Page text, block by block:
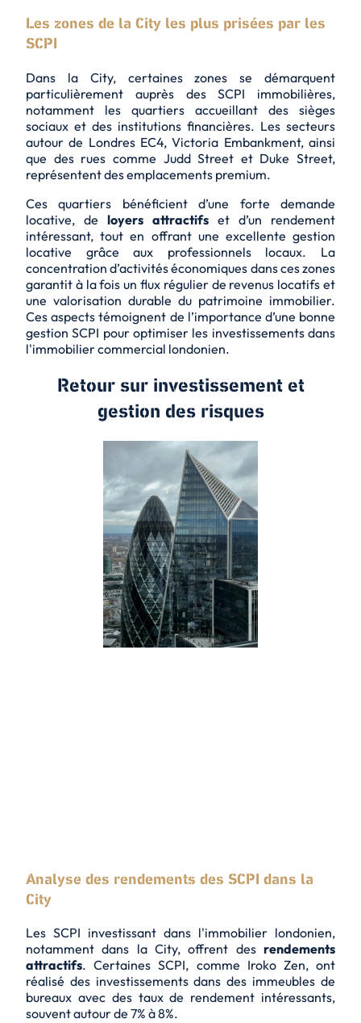
Les zones de la City les plus prisées par les
SCPI
Dans la City, certaines zones se démarquent
particulièrement auprès des SCPI immobilières,
notamment les quartiers accueillant des sièges
sociaux et des institutions financières. Les secteurs
autour de Londres EC4, Victoria Embankment, ainsi
que des rues comme Judd Street et Duke Street,
représentent des emplacements premium.
Ces quartiers bénéficient d’une forte demande
locative, de loyers attractifs et d’un rendement
intéressant, tout en offrant une excellente gestion
locative grâce aux professionnels locaux. La
concentration d’activités économiques dans ces zones
garantit à la fois un flux régulier de revenus locatifs et
une valorisation durable du patrimoine immobilier.
Ces aspects témoignent de l’importance d’une bonne
gestion SCPI pour optimiser les investissements dans
l'immobilier commercial londonien.
Retour sur investissement et
gestion des risques
Analyse des rendements des SCPI dans la
City
Les SCPI investissant dans l'immobilier londonien,
notamment dans la City, offrent desrendements
attractifs. Certaines SCPI, comme Iroko Zen, ont
réalisé des investissements dans des immeubles de
bureaux avec des taux de rendement intéressants,
souvent autour de 7% à 8%.